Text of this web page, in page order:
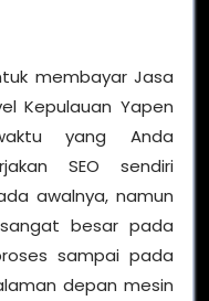
membayar Jasa
Kepulauan Yapen
yang Anda
SEO sendiri
awalnya, namun
besar pada
sampai pada
depan mesin